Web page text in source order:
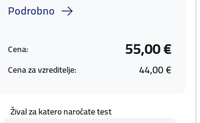
Podrobno
Cena: 55,00 €
Cena za vzreditelje: 44,00 €
Žival za katero naročate test